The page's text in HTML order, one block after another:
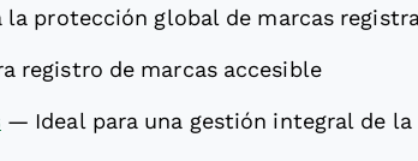
la protección global de marcas
registro de marcas accesible
— Ideal para una gestión integral de